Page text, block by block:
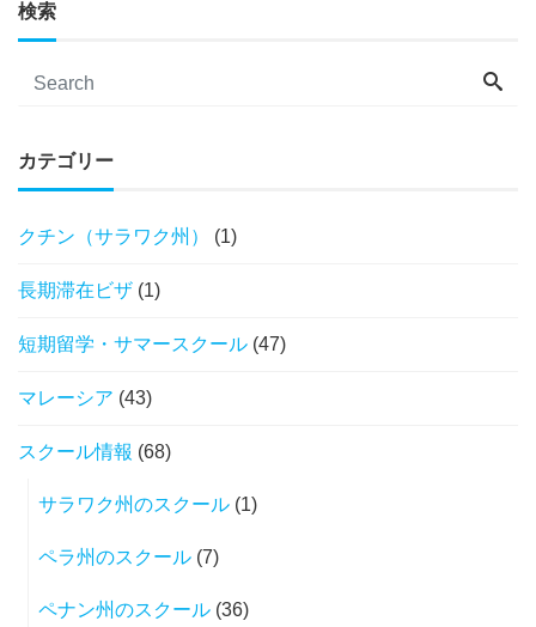
検索
カテゴリー
クチン（サラワク州） (1)
長期滞在ビザ (1)
短期留学・サマースクール (47)
マレーシア (43)
スクール情報 (68)
サラワク州のスクール (1)
ペラ州のスクール (7)
ペナン州のスクール (36)